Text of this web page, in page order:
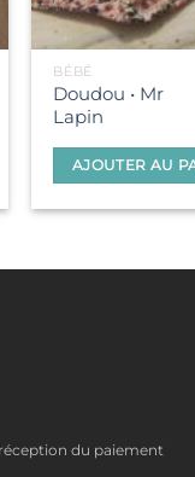
BÉBÉ
Doudou • Mr
Lapin
AJOUTER AU
du paiement